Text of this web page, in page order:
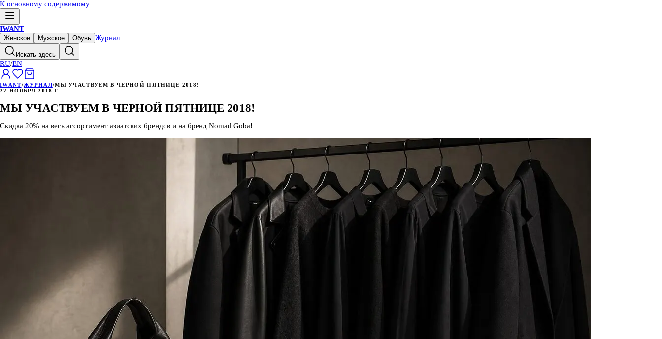
К основному содержимому
IWANT
Женское Мужское Обувь Журнал
Искать здесь
RU/EN
IWANT/ЖУРНАЛ/МЫ УЧАСТВУЕМ В ЧЕРНОЙ ПЯТНИЦЕ 2018!
22 НОЯБРЯ 2018 Г.
МЫ УЧАСТВУЕМ В ЧЕРНОЙ ПЯТНИЦЕ 2018!
Скидка 20% на весь ассортимент азиатских брендов и на бренд Nomad Goba!